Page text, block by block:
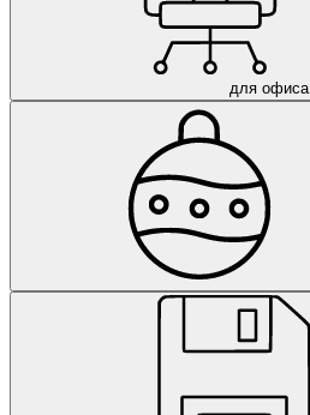
для офиса